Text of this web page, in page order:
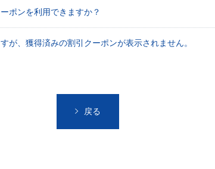
ポンを利用できますか？
が、獲得済みの割引クーポンが表示されません。
戻る